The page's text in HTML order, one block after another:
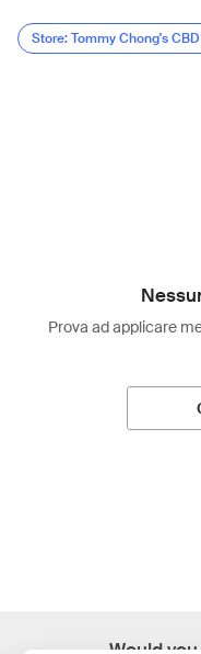
Store: Tommy Chong's CBD
Prova ad applicare